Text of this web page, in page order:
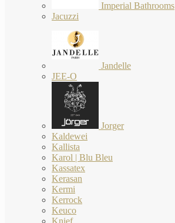
Imperial Bathrooms
Jacuzzi
Jandelle
JEE-O
Jorger
Kaldewei
Kallista
Karol | Blu Bleu
Kassatex
Kerasan
Kermi
Kerrock
Keuco